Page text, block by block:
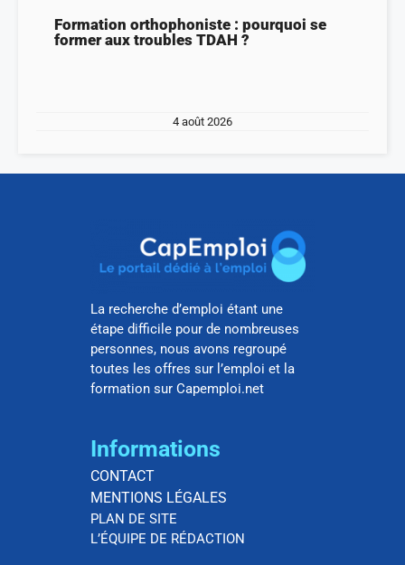
Formation orthophoniste : pourquoi se
former aux troubles TDAH ?
4 août 2026
La recherche d’emploi étant une
étape difficile pour de nombreuses
personnes, nous avons regroupé
toutes les offres sur l’emploi et la
formation sur Capemploi.net
Informations
CONTACT
MENTIONS LÉGALES
PLAN DE SITE
L’ÉQUIPE DE RÉDACTION